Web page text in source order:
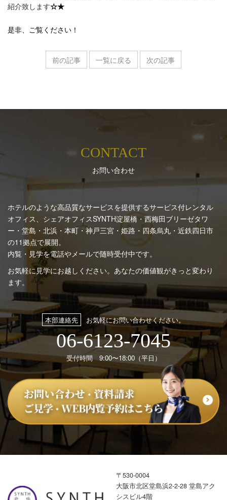
紹介致します☆★
是非、ご覧ください！
前の記事 一覧に戻る 次の記事
CONTACT
お問い合わせ
ホテルのような高品質なサービスを提供するサービス付レンタル
オフィス、シェアオフィスSYNTH淀屋橋・西梅田ブリーゼタワ
ー・堂島・北浜・本町・神戸三宮・姫路・四条烏丸・近鉄四日市
の11拠点で展開。
内覧・見学を電話やメールで随時受付中です。
お気軽に見学にお越しください。あなたの価値観がきっと変わり
ます。
本部連絡先 お気軽にお問い合わせください。
06-6123-7045
受付時間 9:00〜18:00（平日）
〒530-0004
大阪市北区堂島浜2-2-28 堂島アク
シスビル4階